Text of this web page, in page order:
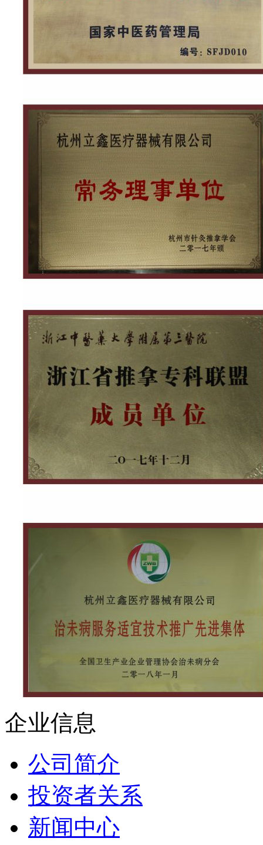
企业信息
公司简介
投资者关系
新闻中心